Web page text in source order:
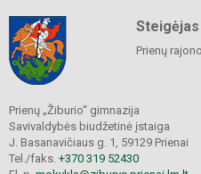
Steigėjas
Prienų
Prienų „Žiburio“ gimnazija
Savivaldybės biudžetinė įstaiga
J. Basanavičiaus g. 1, 59129 Prienai
Tel./faks. +370 319 52430